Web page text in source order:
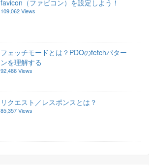
favicon（ファビコン）を設定しよう！
109,062 Views
フェッチモードとは？PDOのfetchパター
ンを理解する
92,486 Views
リクエスト／レスポンスとは？
85,357 Views